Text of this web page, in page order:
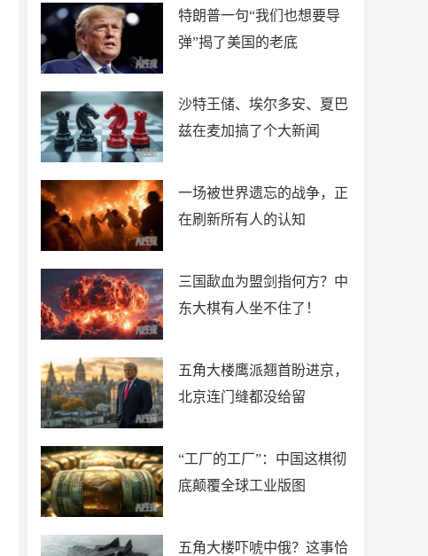
特朗普一句“我们也想要导
弹”揭了美国的老底
沙特王储、埃尔多安、夏巴
兹在麦加搞了个大新闻
一场被世界遗忘的战争，正
在刷新所有人的认知
三国歃血为盟剑指何方？中
东大棋有人坐不住了！
五角大楼鹰派翘首盼进京，
北京连门缝都没给留
“工厂的工厂”：中国这棋彻
底颠覆全球工业版图
五角大楼吓唬中俄？这事恰